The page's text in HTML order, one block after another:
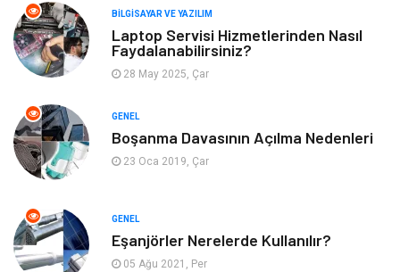
Giyim Turizm
Otomotiv Eğitim Kurumları
Yapı İnşaat
Emlak Maden ve Metal
Mobilya Hizmet
BILGISAYAR VE YAZILIM
Laptop Servisi Hizmetlerinden Nasıl
Faydalanabilirsiniz?
28 May 2025, Çar
GENEL
Boşanma Davasının Açılma Nedenleri
23 Oca 2019, Çar
GENEL
Eşanjörler Nerelerde Kullanılır?
05 Ağu 2021, Per